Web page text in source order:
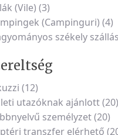
(Vile) (3)
(Campinguri) (4)
székely
(12)
utazóknak ajánlott (20)
személyzet (20)
transzfer elérhető